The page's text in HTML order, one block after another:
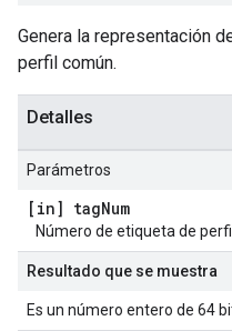
Genera la representación
perfil común.
Detalles
Parámetros
[in] tagNum
Número de etiqueta de
Resultado que se muestra
Es un número entero de 64